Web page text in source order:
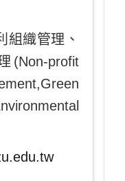
組織管理、
(Non-profit